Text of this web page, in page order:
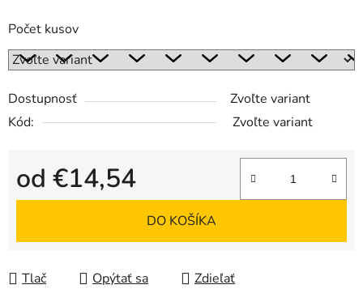
Počet kusov
Dostupnosť
Zvoľte variant
Kód:
Zvoľte variant
od €14,54
Jednotková cena:
DO KOŠÍKA
Tlač Opýtať sa Zdieľať